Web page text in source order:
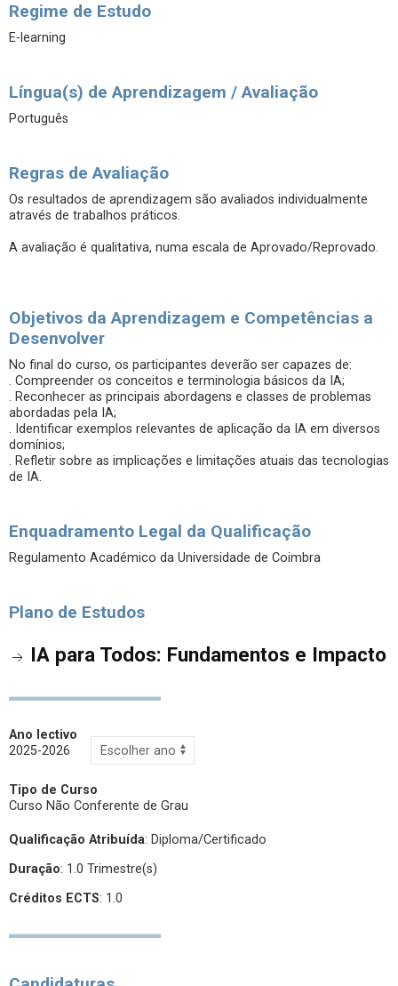
Regime de Estudo
E-learning
Língua(s) de Aprendizagem / Avaliação
Português
Regras de Avaliação
Os resultados de aprendizagem são avaliados individualmente
através de trabalhos práticos.
A avaliação é qualitativa, numa escala de Aprovado/Reprovado.
Objetivos da Aprendizagem e Competências a
Desenvolver
No final do curso, os participantes deverão ser capazes de:
. Compreender os conceitos e terminologia básicos da IA;
. Reconhecer as principais abordagens e classes de problemas
abordadas pela IA;
. Identificar exemplos relevantes de aplicação da IA em diversos
domínios;
. Refletir sobre as implicações e limitações atuais das tecnologias
de IA.
Enquadramento Legal da Qualificação
Regulamento Académico da Universidade de Coimbra
Plano de Estudos
IA para Todos: Fundamentos e Impacto
Ano lectivo
2025-2026
Tipo de Curso
Curso Não Conferente de Grau
Qualificação Atribuída: Diploma/Certificado
Duração: 1.0 Trimestre(s)
Créditos ECTS: 1.0